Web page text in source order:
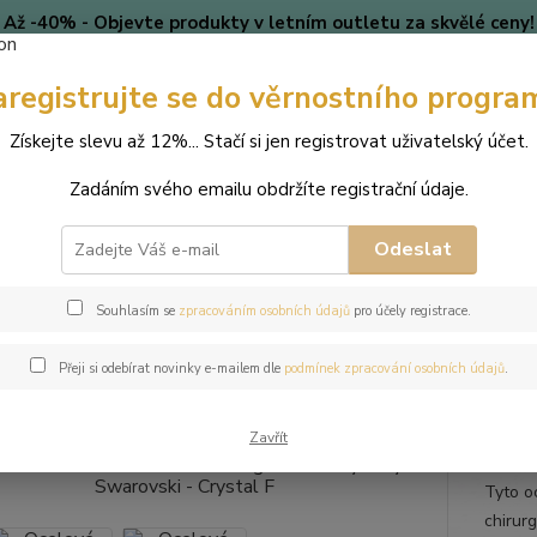
Až -40% - Objevte produkty v letním outletu za skvělé ceny!
🎄 VÁNOCE Blog
Hledat
(Po-
Ocelové náušnice řetízkové Long Rivoli s krystaly
náušnice řetízkové Long
Tyto
se do věrnostního
Získejte slevu až 12%... Stačí si jen registrovat uživatelský účet.
Zadáním svého emailu obdržíte registrační údaje.
Odeslat
Souhlasím se zpracováním osobních údajůpro účely registrace.
Přeji si odebírat novinky e-mailem dle podmínek zpracování osobních údajů.
Zavřít